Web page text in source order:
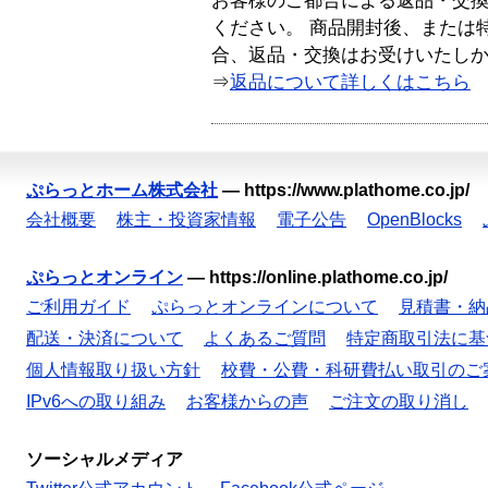
ください。 商品開封後、または
合、返品・交換はお受けいたし
⇒返品について詳しくはこちら
ぷらっとホーム株式会社 — https://www.plathome.co.jp/
会社概要
株主・投資家情報 電子公告 OpenBlocks
ぷらっとオンライン — https://online.plathome.co.jp/
ご利用ガイド
ぷらっとオンラインについて
見積書・
配送・決済について
よくあるご質問
特定商取引法に
個人情報取り扱い方針
校費・公費・科研費払い取引のご
IPv6への取り組み
お客様からの声 ご注文の取り消し
ソーシャルメディア